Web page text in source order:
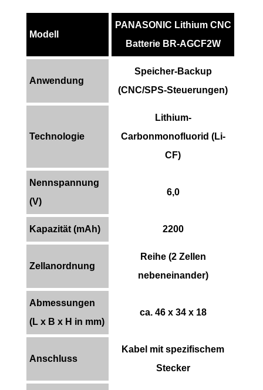
Modell
PANASONIC Lithium CNC
Batterie BR-AGCF2W
Anwendung
Speicher-Backup
(CNC/SPS-Steuerungen)
Technologie
Lithium-
Carbonmonofluorid (Li-
CF)
Nennspannung
(V)
6,0
Kapazität (mAh) 2200
Zellanordnung
Reihe (2 Zellen
nebeneinander)
Abmessungen
(L x B x H in mm)
ca. 46 x 34 x 18
Anschluss
Kabel mit spezifischem
Stecker